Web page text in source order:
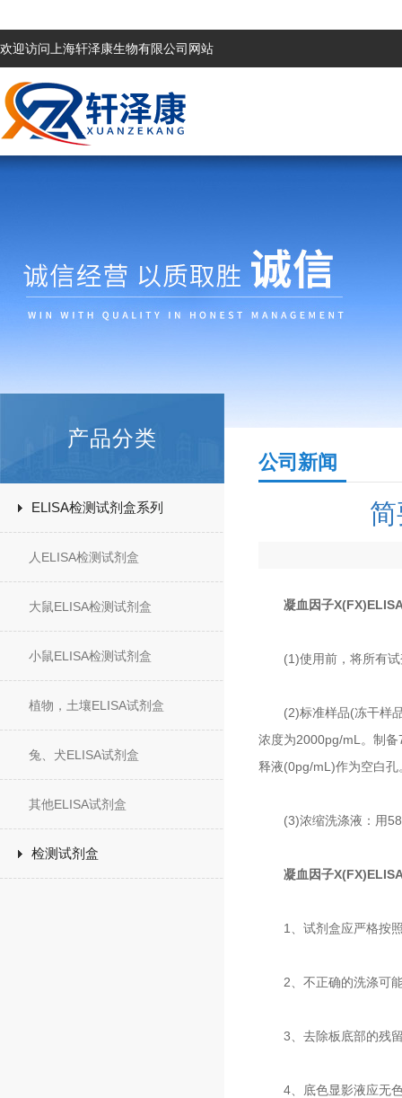
欢迎访问上海轩泽康生物有限公司网站
产品分类
ELISA检测试剂盒系列
人ELISA检测试剂盒
大鼠ELISA检测试剂盒
小鼠ELISA检测试剂盒
植物，土壤ELISA试剂盒
兔、犬ELISA试剂盒
其他ELISA试剂盒
检测试剂盒
公司新闻
凝血因子
(1)使用前，将所有试
(2)标准样品(冻干样品)
浓度为2000pg/mL。制
释液(0pg/mL)作为空白孔
(3)浓缩洗涤液：用
凝血因子
1、试剂盒应严格按照
2、不正确的洗涤可能
3、去除板底部的残留
4、底色显影液应无色